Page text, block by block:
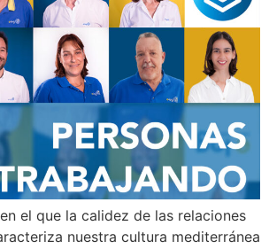
el que la calidez de las relaciones
nuestra cultura mediterránea